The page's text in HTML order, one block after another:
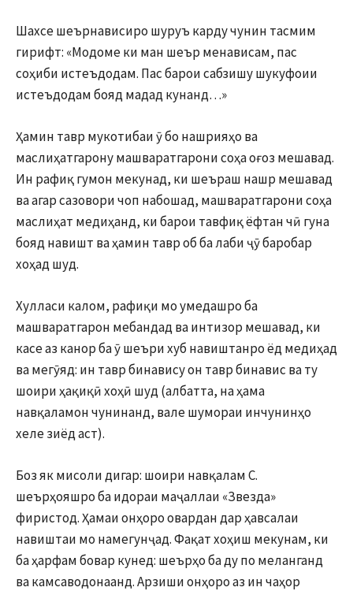
Шахсе шеърнависиро шуруъ карду чунин тасмим
гирифт: «Модоме ки ман шеър менависам, пас
соҳиби истеъдодам. Пас барои сабзишу шукуфоии
истеъдодам бояд мадад кунанд…»
Ҳамин тавр мукотибаи ӯ бо нашрияҳо ва
маслиҳатгарону машваратгарони соҳа оғоз мешавад.
Ин рафиқ гумон мекунад, ки шеъраш нашр мешавад
ва агар сазовори чоп набошад, машваратгарони соҳа
маслиҳат медиҳанд, ки барои тавфиқ ёфтан чӣ гуна
бояд навишт ва ҳамин тавр об ба лаби ҷӯ баробар
хоҳад шуд.
Хулласи калом, рафиқи мо умедашро ба
машваратгарон мебандад ва интизор мешавад, ки
касе аз канор ба ӯ шеъри хуб навиштанро ёд медиҳад
ва мегӯяд: ин тавр бинавису он тавр бинавис ва ту
шоири ҳақиқӣ хоҳӣ шуд (албатта, на ҳама
навқаламон чунинанд, вале шумораи инчунинҳо
хеле зиёд аст).
Боз як мисоли дигар: шоири навқалам С.
шеърҳояшро ба идораи маҷаллаи «Звезда»
фиристод. Ҳамаи онҳоро овардан дар ҳавсалаи
навиштаи мо намегунҷад. Фақат хоҳиш мекунам, ки
ба ҳарфам бовар кунед: шеърҳо ба ду по меланганд
ва камсаводонаанд. Арзиши онҳоро аз ин чаҳор